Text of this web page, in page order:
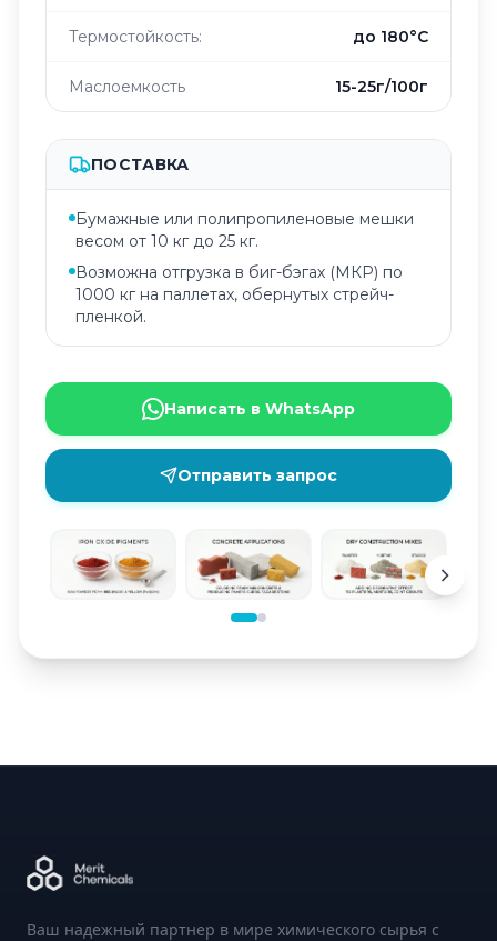
Термостойкость: до 180°C
Маслоемкость 15-25г/100г
ПОСТАВКА
Бумажные или полипропиленовые мешки
весом от 10 кг до 25 кг.
Возможна отгрузка в биг-бэгах (МКР) по
1000 кг на паллетах, обернутых стрейч-
пленкой.
Написать в WhatsApp
Отправить запрос
Ваш надежный партнер в мире химического сырья с